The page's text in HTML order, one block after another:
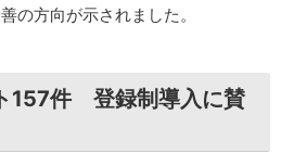
の方向が示されました。
157件 登録制導入に賛